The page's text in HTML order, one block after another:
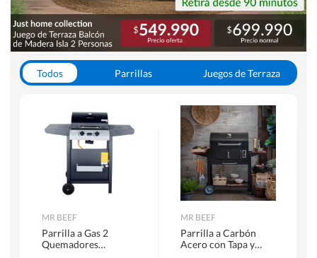
Todos Parrillas
Juegos de Terraza
MR BEEF
Parrilla a Gas 2
Quemadores
MR BEEF
Parrilla a Carbón
Acero con Tapa y